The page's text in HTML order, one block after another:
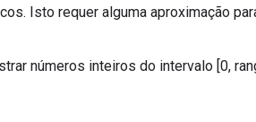
Isto requer alguma aproximação
números inteiros do intervalo [0,